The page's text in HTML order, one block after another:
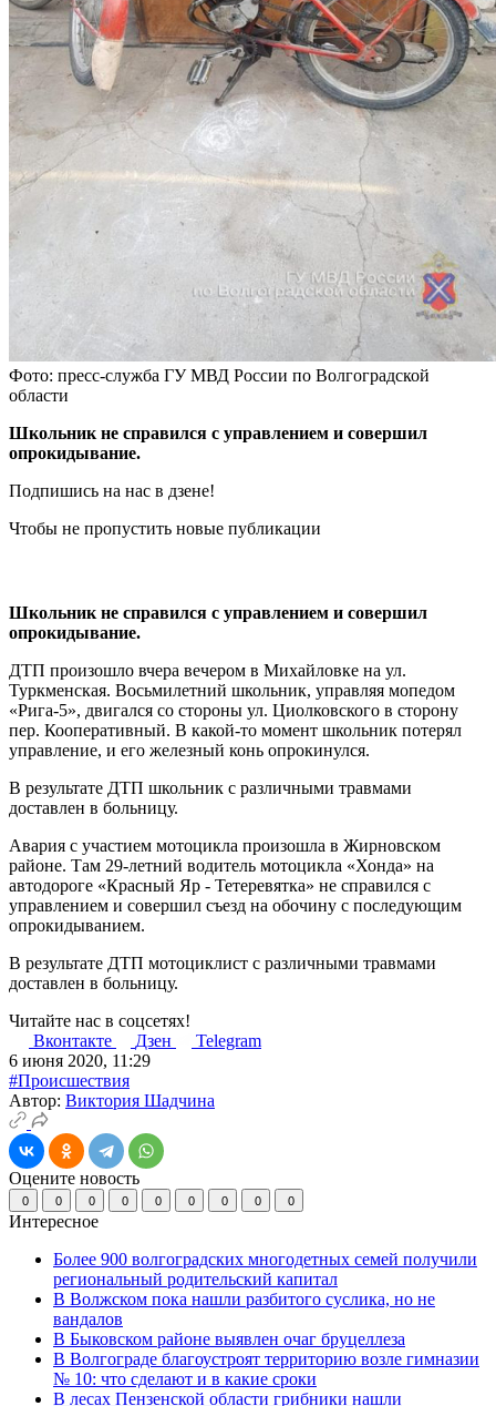
Фото: пресс-служба ГУ МВД России по Волгоградской
области
Школьник не справился с управлением и совершил
опрокидывание.
Подпишись на нас в дзене!
Чтобы не пропустить новые публикации
Школьник не справился с управлением и совершил
опрокидывание.
ДТП произошло вчера вечером в Михайловке на ул.
Туркменская. Восьмилетний школьник, управляя мопедом
«Рига-5», двигался со стороны ул. Циолковского в сторону
пер. Кооперативный. В какой-то момент школьник потерял
управление, и его железный конь опрокинулся.
В результате ДТП школьник с различными травмами
доставлен в больницу.
Авария с участием мотоцикла произошла в Жирновском
районе. Там 29-летний водитель мотоцикла «Хонда» на
автодороге «Красный Яр - Тетеревятка» не справился с
управлением и совершил съезд на обочину с последующим
опрокидыванием.
В результате ДТП мотоциклист с различными травмами
доставлен в больницу.
Читайте нас в соцсетях!
Вконтакте
Дзен
Telegram
6 июня 2020, 11:29
#Происшествия
Автор: Виктория Шадчина
Оцените новость
0 0 0 0 0 0 0 0 0
Интересное
Более 900 волгоградских многодетных семей получили
региональный родительский капитал
В Волжском пока нашли разбитого суслика, но не
вандалов
В Быковском районе выявлен очаг бруцеллеза
В Волгограде благоустроят территорию возле гимназии
№ 10: что сделают и в какие сроки
В лесах Пензенской области грибники нашли